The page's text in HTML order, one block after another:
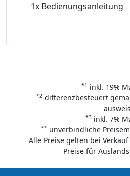
1x Bedienungsanleitung
*1 inkl. 19%
*2 differenzbesteuert
*3 inkl. 7%
** unverbindliche
Alle Preise gelten bei
Preise für